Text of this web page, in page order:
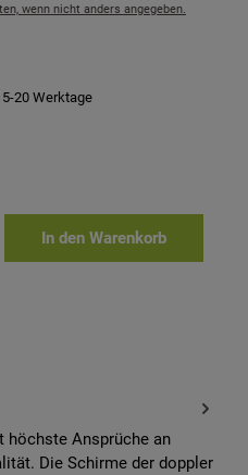
wenn nicht anders angegeben.
20 Werktage
In den Warenkorb
höchste Ansprüche an
Die Schirme der doppler